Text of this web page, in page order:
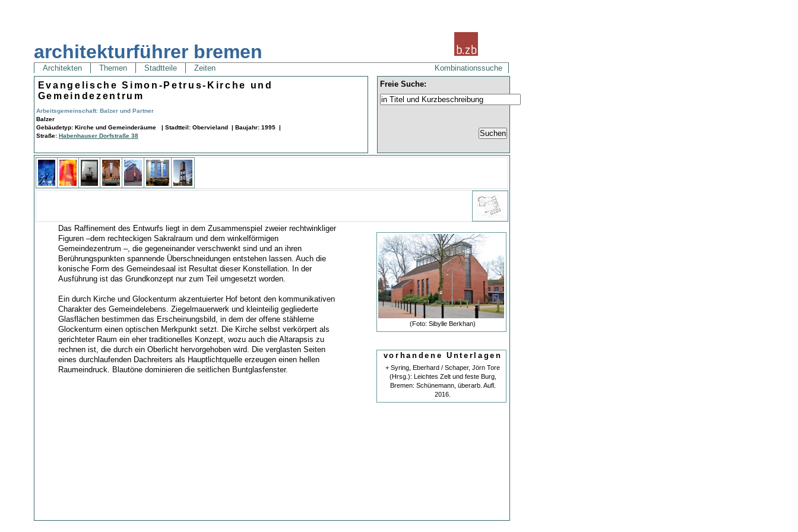
architekturführer bremen
Architekten Themen Stadtteile Zeiten Kombinationssuche
Evangelische Simon-Petrus-Kirche und
Gemeindezentrum
Arbeitsgemeinschaft: Balzer und Partner
Balzer
Gebäudetyp: Kirche und Gemeinderäume | Stadtteil: Obervieland | Baujahr: 1995 |
Straße: Habenhauser Dorfstraße 38
Freie Suche:
(Foto: Sibylle Berkhan)
vorhandene Unterlagen
+ Syring, Eberhard / Schaper, Jörn Tore
(Hrsg.): Leichtes Zelt und feste Burg,
Bremen: Schünemann, überarb. Aufl.
2016.
Das Raffinement des Entwurfs liegt in dem Zusammenspiel zweier rechtwinkliger
Figuren –dem rechteckigen Sakralraum und dem winkelförmigen
Gemeindezentrum –, die gegeneinander verschwenkt sind und an ihren
Berührungspunkten spannende Überschneidungen entstehen lassen. Auch die
konische Form des Gemeindesaal ist Resultat dieser Konstellation. In der
Ausführung ist das Grundkonzept nur zum Teil umgesetzt worden.
Ein durch Kirche und Glockenturm akzentuierter Hof betont den kommunikativen
Charakter des Gemeindelebens. Ziegelmauerwerk und kleinteilig gegliederte
Glasflächen bestimmen das Erscheinungsbild, in dem der offene stählerne
Glockenturm einen optischen Merkpunkt setzt. Die Kirche selbst verkörpert als
gerichteter Raum ein eher traditionelles Konzept, wozu auch die Altarapsis zu
rechnen ist, die durch ein Oberlicht hervorgehoben wird. Die verglasten Seiten
eines durchlaufenden Dachreiters als Hauptlichtquelle erzeugen einen hellen
Raumeindruck. Blautöne dominieren die seitlichen Buntglasfenster.